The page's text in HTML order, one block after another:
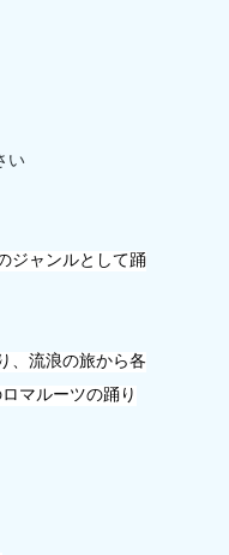
い
ジャンルとして踊
、流浪の旅から各
マルーツの踊り